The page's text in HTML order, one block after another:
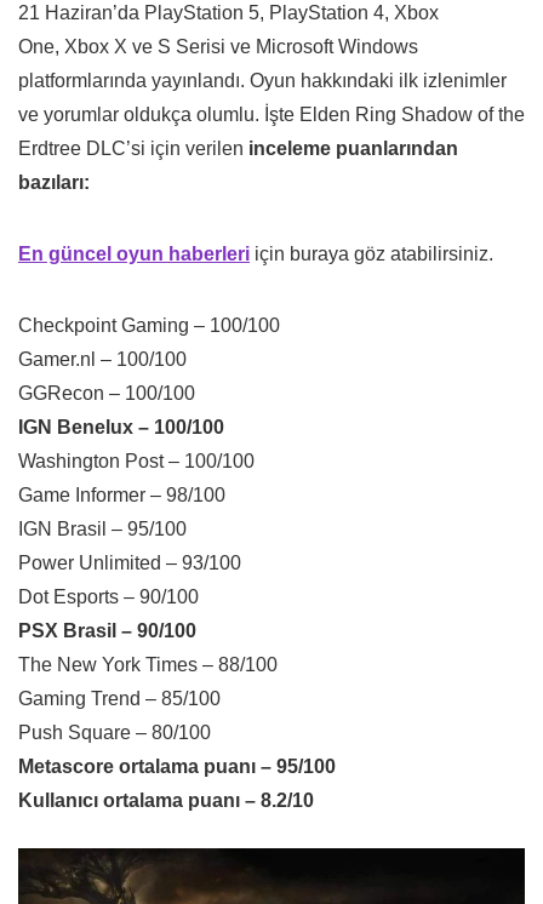
21 Haziran’da PlayStation 5, PlayStation 4, Xbox
One, Xbox X ve S Serisi ve Microsoft Windows
platformlarında yayınlandı. Oyun hakkındaki ilk izlenimler
ve yorumlar oldukça olumlu. İşte Elden Ring Shadow of the
Erdtree DLC’si için verilen inceleme puanlarından
bazıları:
En güncel oyun haberleri için buraya göz atabilirsiniz.
Checkpoint Gaming – 100/100
Gamer.nl – 100/100
GGRecon – 100/100
IGN Benelux – 100/100
Washington Post – 100/100
Game Informer – 98/100
IGN Brasil – 95/100
Power Unlimited – 93/100
Dot Esports – 90/100
PSX Brasil – 90/100
The New York Times – 88/100
Gaming Trend – 85/100
Push Square – 80/100
Metascore ortalama puanı – 95/100
Kullanıcı ortalama puanı – 8.2/10